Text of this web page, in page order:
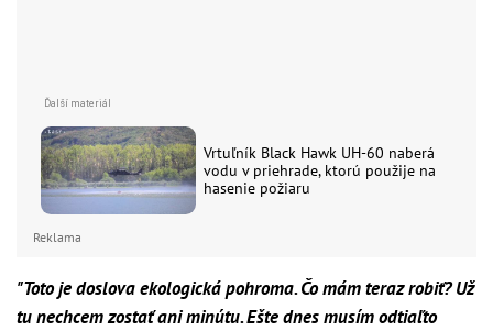
Vrtuľník Black Hawk UH-60 naberá
vodu v priehrade, ktorú použije na
hasenie požiaru
Reklama
"Toto je doslova ekologická pohroma. Čo mám teraz robiť? Už
tu nechcem zostať ani minútu. Ešte dnes musím odtiaľto